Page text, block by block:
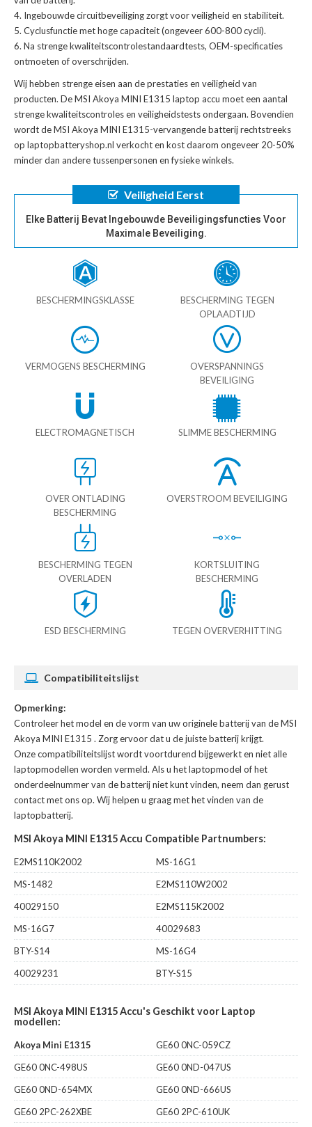
Ingebouwde circuitbeveiliging zorgt voor veiligheid en stabiliteit.
Cyclusfunctie met hoge capaciteit (ongeveer 600-800 cycli).
Na strenge kwaliteitscontrolestandaardtests, OEM-specificaties
ontmoeten of overschrijden.
Wij hebben strenge eisen aan de prestaties en veiligheid van
producten. DeMSI Akoya MINI E1315 laptop accu moet een aantal
strenge kwaliteitscontroles en veiligheidstests ondergaan. Bovendien
wordt deMSI Akoya MINI E1315-vervangende batterijrechtstreeks
op laptopbatteryshop.nl verkocht en kost daarom ongeveer 20-50%
minder dan andere tussenpersonen en fysieke winkels.
Veiligheid Eerst
Elke Batterij Bevat Ingebouwde Beveiligingsfuncties Voor
Maximale Beveiliging.
BESCHERMINGSKLASSE
BESCHERMING TEGEN
OPLAADTIJD
VERMOGENS BESCHERMING
OVERSPANNINGS
BEVEILIGING
ELECTROMAGNETISCH SLIMME BESCHERMING
OVER ONTLADING
BESCHERMING
OVERSTROOM BEVEILIGING
BESCHERMING TEGEN
OVERLADEN
KORTSLUITING
BESCHERMING
ESD BESCHERMING TEGEN OVERVERHITTING
Compatibiliteitslijst
Opmerking:
Controleer het model en de vorm van uw originele batterij van de MSI
Akoya MINI E1315 . Zorg ervoor dat u de juiste batterij krijgt.
Onze compatibiliteitslijst wordt voortdurend bijgewerkt en niet alle
laptopmodellen worden vermeld. Als u het laptopmodel of het
onderdeelnummer van de batterij niet kunt vinden, neem dan gerust
contact met ons op. Wij helpen u graag met het vinden van de
laptopbatterij.
MSI Akoya MINI E1315 Accu Compatible Partnumbers:
E2MS110K2002
MS-16G1
MS-1482
E2MS110W2002
40029150
E2MS115K2002
MS-16G7
40029683
BTY-S14
MS-16G4
40029231
BTY-S15
MSI Akoya MINI E1315 Accu's Geschikt voor Laptop
modellen:
Akoya Mini E1315
GE60 0NC-059CZ
GE60 0NC-498US
GE60 0ND-047US
GE60 0ND-654MX
GE60 0ND-666US
GE60 2PC-262XBE
GE60 2PC-610UK